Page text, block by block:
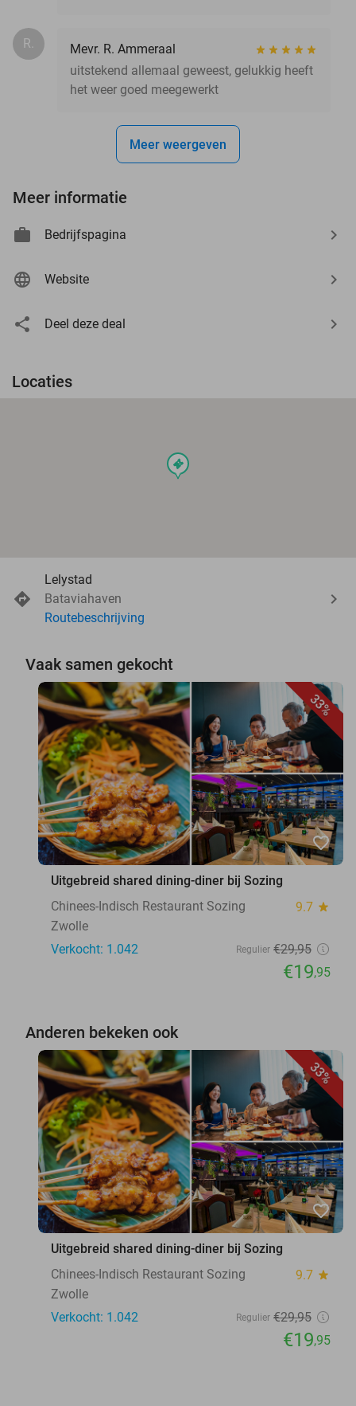
R.
Mevr. R. Ammeraal
uitstekend allemaal geweest, gelukkig heeft
het weer goed meegewerkt
Meer weergeven
Meer informatie
Bedrijfspagina
Website
Deel deze deal
Locaties
events
Lelystad
Bataviahaven
Routebeschrijving
Vaak samen gekocht
33%
favorite_border
Uitgebreid shared dining-diner bij Sozing
Chinees-Indisch Restaurant Sozing
9.7 star
Zwolle
Verkocht: 1.042
Regulier €29,95
€19,95
Anderen bekeken ook
33%
favorite_border
Uitgebreid shared dining-diner bij Sozing
Chinees-Indisch Restaurant Sozing
9.7 star
Zwolle
Verkocht: 1.042
Regulier €29,95
€19,95